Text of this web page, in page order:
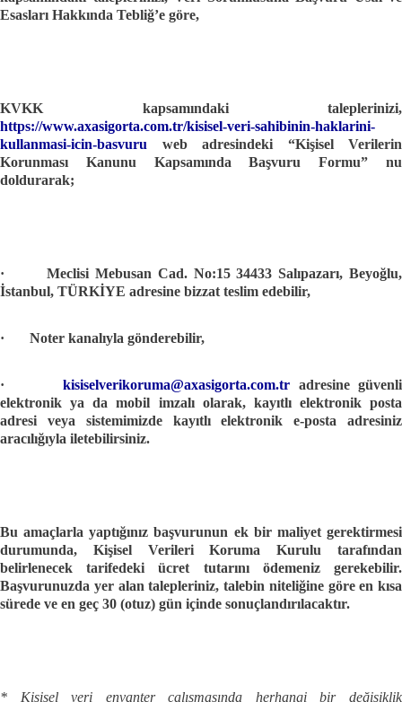
Esasları Hakkında Tebliğ’e göre,
KVKK kapsamındaki taleplerinizi,
https://www.axasigorta.com.tr/kisisel-veri-sahibinin-haklarini-
kullanmasi-icin-basvuru web adresindeki “Kişisel Verilerin
Korunması Kanunu Kapsamında Başvuru Formu” nu
doldurarak;
·Meclisi Mebusan Cad. No:15 34433 Salıpazarı, Beyoğlu,
İstanbul, TÜRKİYE adresine bizzat teslim edebilir,
· Noter kanalıyla gönderebilir,
·kisiselverikoruma@axasigorta.com.tr adresine güvenli
elektronik ya da mobil imzalı olarak, kayıtlı elektronik posta
adresi veya sistemimizde kayıtlı elektronik e-posta adresiniz
aracılığıyla iletebilirsiniz.
Bu amaçlarla yaptığınız başvurunun ek bir maliyet gerektirmesi
durumunda,
Kişisel Verileri Koruma Kurulu
tarafından
belirlenecek
tarifedeki ücret tutarını ödemeniz
gerekebilir.
Başvurunuzda yer alan talepleriniz, talebin niteliğine göre en kısa
sürede ve en geç 30 (otuz) gün içinde sonuçlandırılacaktır.
* Kişisel veri envanter çalışmasında herhangi bir değişiklik